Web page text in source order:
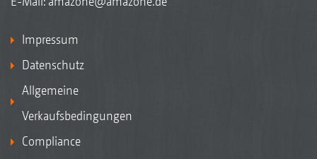
Impressum
Datenschutz
Allgemeine
Verkaufsbedingungen
Compliance